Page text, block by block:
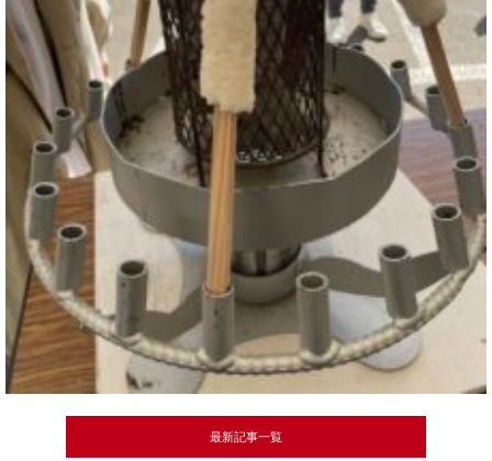
最新記事一覧